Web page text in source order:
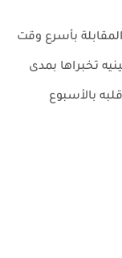
بأسرع وقت
تخبراها بمدى
بالأسبوع